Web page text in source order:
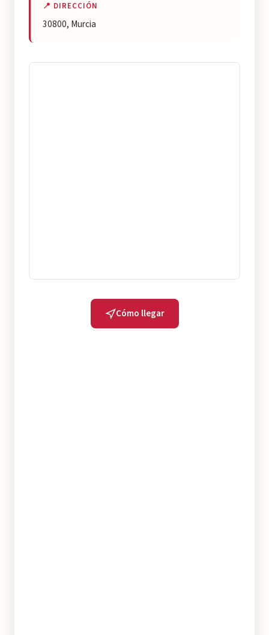
📍 DIRECCIÓN
30800, Murcia
Cómo llegar